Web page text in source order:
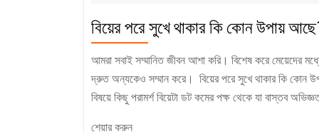
বিয়ের পরে সুখে থাকার কি কোন উপায়
আমরা সবাই সম্মানিত জীবন আশা করি। বিশেষ করে মেয়েদের
দ্রুত অন্যকেও সম্মান করে। বিয়ের পরে সুখে থাকার কি কোন
বিষয়ে কিছু পরামর্শ বিয়েটা ডট কমের পক্ষ থেকে যা বাস্তব
শেয়ার করুন